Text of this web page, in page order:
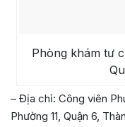
Phòng khám tư
– Địa chỉ: Công viên
Phường 11, Quận 6,